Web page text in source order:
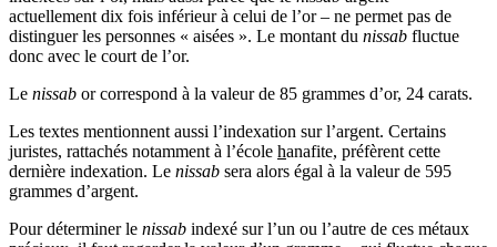
actuellement dix fois inférieur à celui de l’or – ne permet pas de
distinguer les personnes « aisées ». Le montant du nissab fluctue
donc avec le court de l’or.
Le nissab or correspond à la valeur de 85 grammes d’or, 24 carats.
Les textes mentionnent aussi l’indexation sur l’argent. Certains
juristes, rattachés notamment à l’école hanafite, préfèrent cette
dernière indexation. Le nissab sera alors égal à la valeur de 595
grammes d’argent.
Pour déterminer le nissab indexé sur l’un ou l’autre de ces métaux